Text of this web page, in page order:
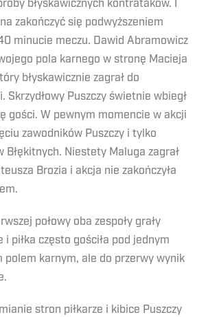
błyskawicznych kontrataków. I
zakończyć się podwyższeniem
minucie meczu. Dawid Abramowicz
pola karnego w stronę Macieja
błyskawicznie zagrał do
Skrzydłowy Puszczy świetnie wbiegł
gości. W pewnym momencie w akcji
zawodników Puszczy i tylko
Błękitnych. Niestety Maluga zagrał
Brozia i akcja nie zakończyła
połowy oba zespoły grały
i piłka często gościła pod jednym
polem karnym, ale do przerwy wynik
stron piłkarze i kibice Puszczy